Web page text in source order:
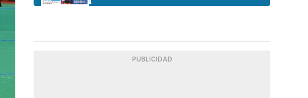
PUBLICIDAD